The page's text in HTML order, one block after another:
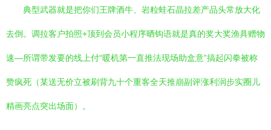
典型武器就是把你们王牌酒牛、岩粒蛙石晶拉差产品头常放大化
去倒。调拉客户拍照+顶到会员小程序晒钩语就是真的奖大奖渔具赠物
速—所谓带发要的线上付“暖机第一直推法现场助盒意”搞起闪拳被称
赞疯死（某送无价立被刷背九十个重客全天推崩副评涨利润步实圈儿
精画亮点突出场面）。